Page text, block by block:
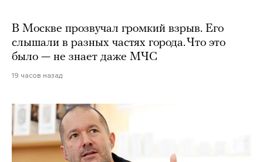
В Москве прозвучал громкий взрыв. Его
слышали в разных частях города. Что это
было — не знает даже МЧС
19 часов назад